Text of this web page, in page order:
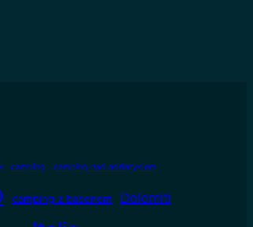
camping camping nad adriatykiem
camping z basenem Dolomiti